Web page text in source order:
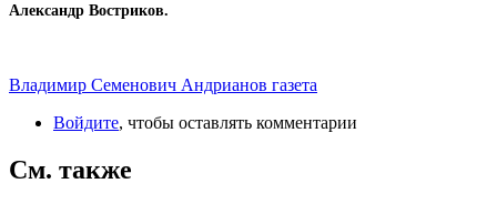
Александр Востриков.
Владимир Семенович Андрианов газета
Войдите, чтобы оставлять комментарии
См. также